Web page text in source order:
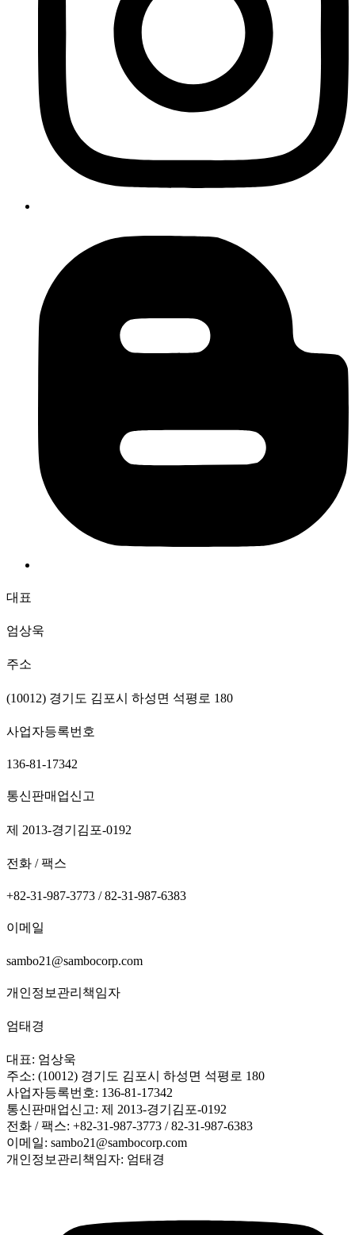
대표
엄상욱
주소
(10012) 경기도 김포시 하성면 석평로 180
사업자등록번호
136-81-17342
통신판매업신고
제 2013-경기김포-0192
전화 / 팩스
+82-31-987-3773 / 82-31-987-6383
이메일
sambo21@sambocorp.com
개인정보관리책임자
엄태경
대표: 엄상욱
주소: (10012) 경기도 김포시 하성면 석평로 180
사업자등록번호: 136-81-17342
통신판매업신고: 제 2013-경기김포-0192
전화 / 팩스: +82-31-987-3773 / 82-31-987-6383
이메일: sambo21@sambocorp.com
개인정보관리책임자: 엄태경